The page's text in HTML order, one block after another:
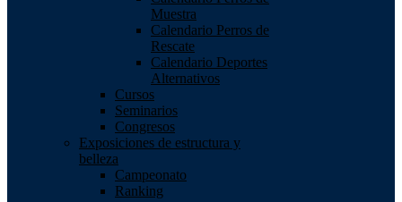
Muestra
Calendario Perros de
Rescate
Calendario Deportes
Alternativos
Cursos
Seminarios
Congresos
Exposiciones de estructura y
belleza
Campeonato
Ranking